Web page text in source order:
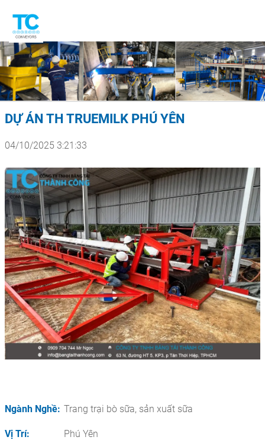
DỰ ÁN TH TRUEMILK PHÚ YÊN
04/10/2025 3:21:33
Ngành Nghề: Trang trại bò sữa, sản xuất sữa
Vị Trí: Phú Yên